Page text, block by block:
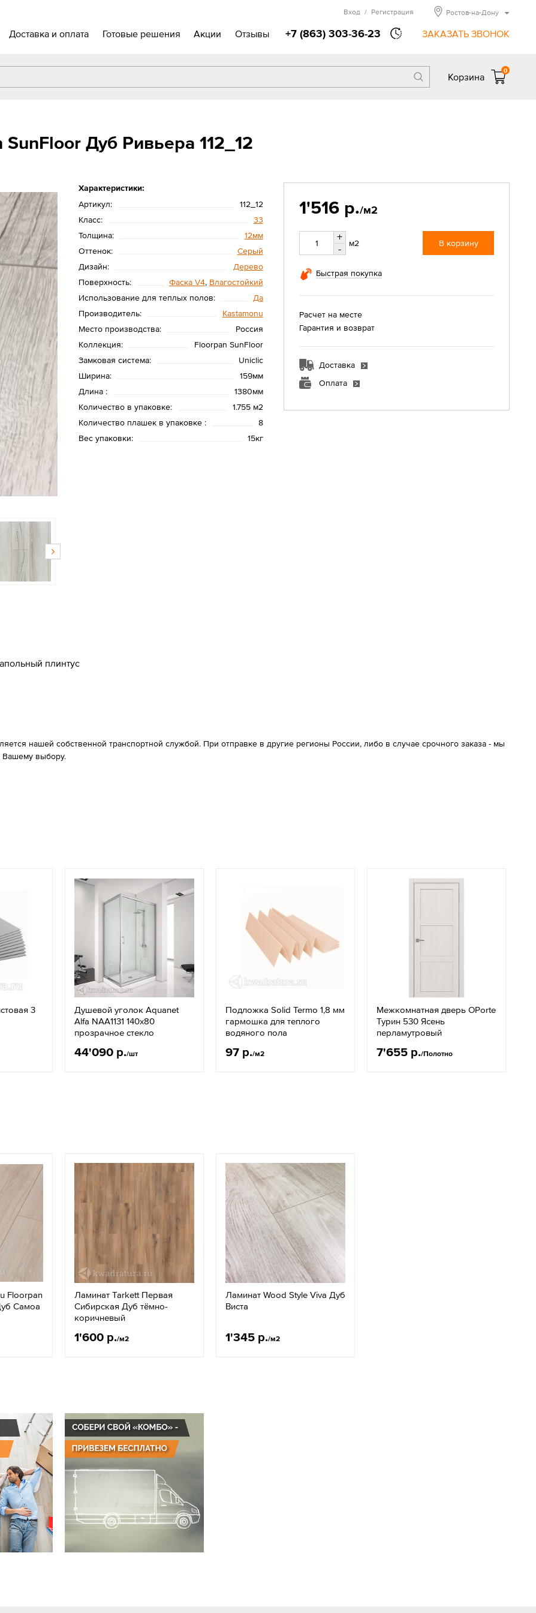
Доставка и оплата Готовые решения Акции Отзывы +7 (863) 303-36-23 ЗАКАЗАТЬ ЗВОНОК
Вход / Регистрация Ростов-на-Дону
Корзина
0
Дуб Ривьера 112_12
Характеристики:
Артикул:
112_12
Класс:
33
Толщина:
12мм
Оттенок:
Серый
Дизайн:
Дерево
Поверхность:
Фаска V4, Влагостойкий
Использование для теплых полов:
Да
Производитель:
Kastamonu
Место производства:
Россия
Коллекция:
Floorpan SunFloor
Замковая система:
Uniclic
Ширина:
159мм
Длина :
1380мм
Количество в упаковке:
1.755 м2
Количество плашек в упаковке :
8
Вес упаковки:
15кг
1'516 р./м2
+
-
м2 В корзину
Быстрая покупка
Расчет на месте
Гарантия и возврат
Доставка
Оплата
плинтус
нашей собственной транспортной службой. При отправке в другие регионы России, либо в случае срочного заказа - мы
выбору.
3
Душевой уголок Aquanet
Alfa NAA1131 140х80
прозрачное стекло
44'090 р./шт
Подложка Solid Termo 1,8 мм
гармошка для теплого
водяного пола
97 р./м2
Межкомнатная дверь OPorte
Турин 530 Ясень
перламутровый
7'655 р./Полотно
Floorpan
Самоа
Ламинат Tarkett Первая
Сибирская Дуб тёмно-
коричневый
1'600 р./м2
Ламинат Wood Style Viva Дуб
Виста
1'345 р./м2